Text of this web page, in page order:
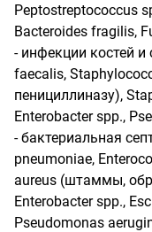
Peptostreptococcus
Bacteroides fragilis,
- инфекции костей
faecalis,
пенициллиназу),
Enterobacter spp.,
- бактериальная
pneumoniae,
aureus (штаммы,
Enterobacter spp.,
Pseudomonas